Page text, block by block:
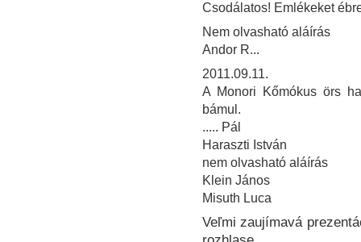
Csodálatos! Emlékeket
Nem olvasható aláírás
Andor R...
2011.09.11.
A Monori Kőmókus örs
bámul.
..... Pál
Haraszti István
nem olvasható aláírás
Klein János
Misuth Luca
Veľmi zaujímavá